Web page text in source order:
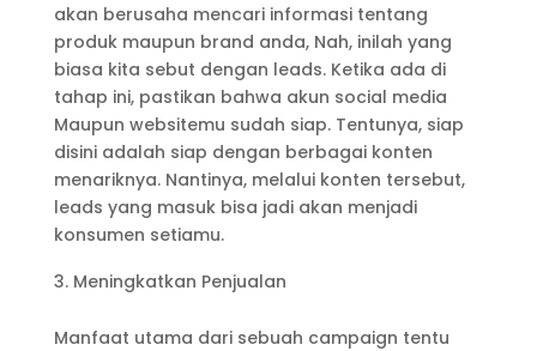
akan berusaha mencari informasi tentang
produk maupun brand anda, Nah, inilah yang
biasa kita sebut dengan leads. Ketika ada di
tahap ini, pastikan bahwa akun social media
Maupun websitemu sudah siap. Tentunya, siap
disini adalah siap dengan berbagai konten
menariknya. Nantinya, melalui konten tersebut,
leads yang masuk bisa jadi akan menjadi
konsumen setiamu.
Meningkatkan Penjualan
Manfaat utama dari sebuah campaign tentu